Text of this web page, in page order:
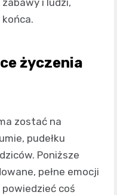
życzenia
zostać na
pudełku
Poniższe
pełne emocji
coś